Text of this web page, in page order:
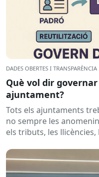
DADES OBERTES I TRANSPARÈNCIA
Què vol dir
ajuntament?
Tots els ajuntaments
no sempre les
els tributs, les